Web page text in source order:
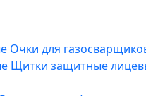
Очки для
Щитки защитные